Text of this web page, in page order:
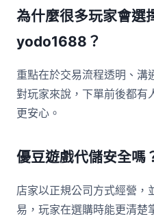
為什麼很多玩家會選
yodo1688？
重點在於交易流程透明、溝
對玩家來說，下單前後都有
更安心。
優豆遊戲代儲安全嗎
店家以正規公司方式經營，
易，玩家在選購時能更清楚